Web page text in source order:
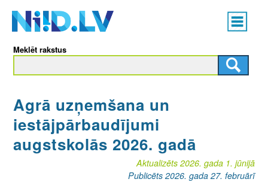
content
Main
menu
Meklēt rakstus
Agrā uzņemšana un
iestājpārbaudījumi
augstskolās 2026. gadā
Aktualizēts 2026. gada 1. jūnijā
Publicēts 2026. gada 27. februārī